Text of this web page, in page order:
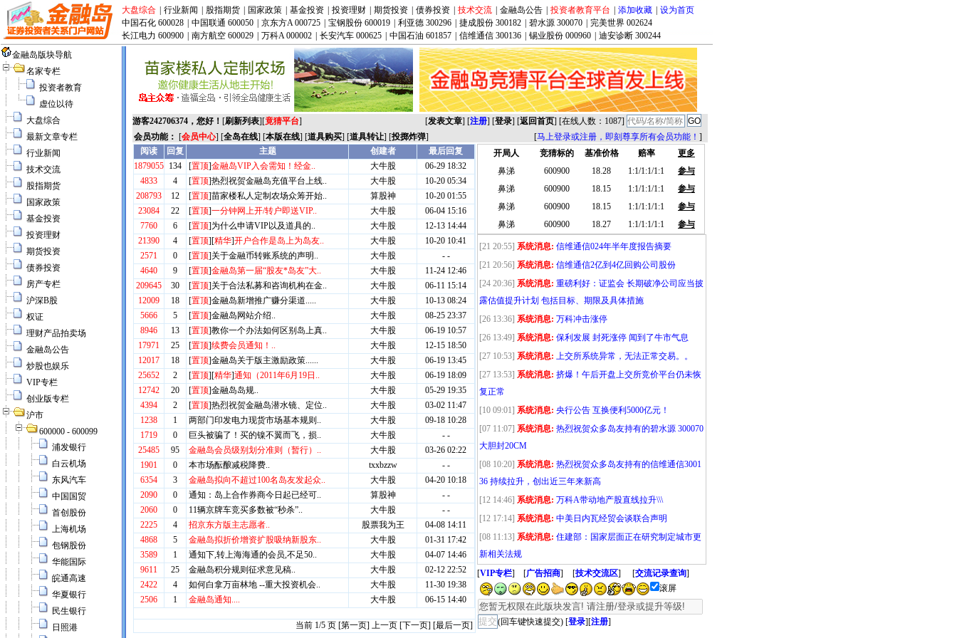
大盘综合 行业新闻 股指期货 国家政策 基金投资 投资理财 期货投资 债券投资 技术交流 金融岛公告 投资者教育平台 添加收藏
设为首页
中国石化 600028
中国联通 600050 京东方A 000725 宝钢股份 600019 利亚德 300296 捷成股份 300182 碧水源 300070
完美世界 002624
长江电力 600900
南方航空 600029 万科A 000002 长安汽车 000625 中国石油 601857 信维通信 300136 锡业股份 000960
迪安诊断 300244
金融岛版块导航
名家专栏
投资者教育
虚位以待
大盘综合
最新文章专栏
行业新闻
技术交流
股指期货
国家政策
基金投资
投资理财
期货投资
债券投资
房产专栏
沪深B股
权证
理财产品拍卖场
金融岛公告
炒股也娱乐
VIP专栏
创业版专栏
沪市
600000 - 600099
浦发银行
白云机场
东风汽车
中国国贸
首创股份
上海机场
包钢股份
华能国际
皖通高速
华夏银行
民生银行
日照港
游客242706374，您好！ [刷新列表][竟猜平台] [发表文章] [注册] [登录] [返回首页] [在线人数：1087]
会员功能： [会员中心] [全岛在线] [本版在线] [道具购买] [道具转让] [投掷炸弹] [马上登录或注册，即刻尊享所有会员功能！ ]
开局人
竞猜标的 基准价格 赔率
更多
鼻涕
600900 18.28 1:1/1:1/1:1
参与
鼻涕
600900 18.15 1:1/1:1/1:1
参与
鼻涕
600900 18.15 1:1/1:1/1:1
参与
鼻涕
600900 18.27 1:1/1:1/1:1 参与
[17 11:01] 系统消息: 2024年Q1全球智能手机出货量增长7.8%
至2.894亿部
[18 10:48] 系统消息: 华为Pura 70开卖，门店大排长龙！官网
秒空！
[18 11:10] 系统消息:广哈通信 300711 ，直线20CM 封板
[29 09:23] 系统消息: 穆迪再次下调万科评级 万科紧急回应：
坚决反对！
系统消息: 万科罕见封板
[21 10:47] 系统消息: 以前总喊汽车和家电，这次终于加上手
[29 13:49]
系统消息: 4月国内市场手机出货量2407.1万部同比
增长28.8%
[26 14:37]
系统消息: 反弹就在今明两天
[21 20:55] 系统消息: 信维通信024年半年度报告摘要
[21 20:56] 系统消息: 信维通信2亿到4亿回购公司股份
[24 20:36] 系统消息: 重磅利好：证监会 长期破净公司应当披
露估值提升计划 包括目标、期限及具体措施
[26 13:36] 系统消息: 万科冲击涨停
[26 13:49] 系统消息: 保利发展 封死涨停 闻到了牛市气息
[27 10:53] 系统消息: 上交所系统异常，无法正常交易。。
[27 13:53] 系统消息: 挤爆！午后开盘上交所竞价平台仍未恢
复正常
[10 09:01] 系统消息: 央行公告 互换便利5000亿元！
[07 11:07] 系统消息: 热烈祝贺众多岛友持有的碧水源 300070
大胆封20CM
[08 10:20] 系统消息: 热烈祝贺众多岛友持有的信维通信3001
36 持续拉升，创出近三年来新高
[12 14:46] 系统消息: 万科A带动地产股直线拉升\\\
[12 17:14] 系统消息: 中美日内瓦经贸会谈联合声明
[08 11:13] 系统消息: 住建部：国家层面正在研究制定城市更
新相关法规
[VIP专栏] [广告招商] [技术交流区] [交流记录查询]
滚屏
(回车键快速提交) [登录][注册]